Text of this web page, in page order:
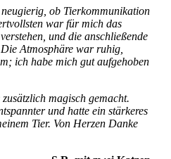
ob Tierkommunikation
war für mich das
und die anschließende
Atmosphäre war ruhig,
ich habe mich gut aufgehoben
magisch gemacht.
und hatte ein stärkeres
Tier. Von Herzen Danke